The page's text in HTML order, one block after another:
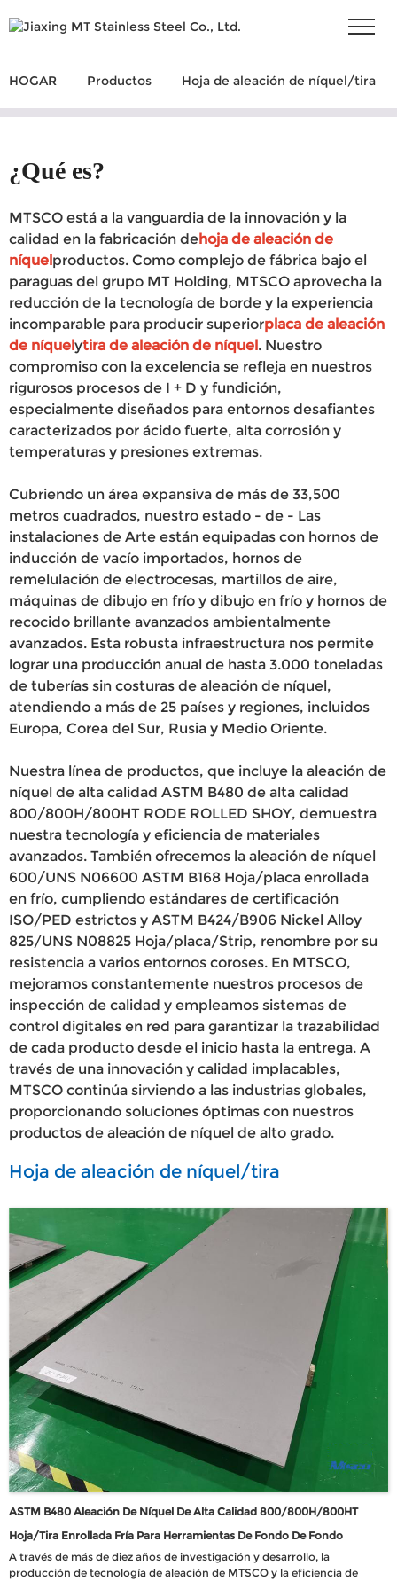
HOGAR Productos Hoja de aleación de níquel/tira
¿Qué es?
MTSCO está a la vanguardia de la innovación y la
calidad en la fabricación dehoja de aleación de
níquelproductos. Como complejo de fábrica bajo el
paraguas del grupo MT Holding, MTSCO aprovecha la
reducción de la tecnología de borde y la experiencia
incomparable para producir superiorplaca de aleación
de níquelytira de aleación de níquel. Nuestro
compromiso con la excelencia se refleja en nuestros
rigurosos procesos de I + D y fundición,
especialmente diseñados para entornos desafiantes
caracterizados por ácido fuerte, alta corrosión y
temperaturas y presiones extremas.
Cubriendo un área expansiva de más de 33,500
metros cuadrados, nuestro estado - de - Las
instalaciones de Arte están equipadas con hornos de
inducción de vacío importados, hornos de
remelulación de electrocesas, martillos de aire,
máquinas de dibujo en frío y dibujo en frío y hornos de
recocido brillante avanzados ambientalmente
avanzados. Esta robusta infraestructura nos permite
lograr una producción anual de hasta 3.000 toneladas
de tuberías sin costuras de aleación de níquel,
atendiendo a más de 25 países y regiones, incluidos
Europa, Corea del Sur, Rusia y Medio Oriente.
Nuestra línea de productos, que incluye la aleación de
níquel de alta calidad ASTM B480 de alta calidad
800/800H/800HT RODE ROLLED SHOY, demuestra
nuestra tecnología y eficiencia de materiales
avanzados. También ofrecemos la aleación de níquel
600/UNS N06600 ASTM B168 Hoja/placa enrollada
en frío, cumpliendo estándares de certificación
ISO/PED estrictos y ASTM B424/B906 Nickel Alloy
825/UNS N08825 Hoja/placa/Strip, renombre por su
resistencia a varios entornos coroses. En MTSCO,
mejoramos constantemente nuestros procesos de
inspección de calidad y empleamos sistemas de
control digitales en red para garantizar la trazabilidad
de cada producto desde el inicio hasta la entrega. A
través de una innovación y calidad implacables,
MTSCO continúa sirviendo a las industrias globales,
proporcionando soluciones óptimas con nuestros
productos de aleación de níquel de alto grado.
Hoja de aleación de níquel/tira
ASTM B480 Aleación De Níquel De Alta Calidad 800/800H/800HT
Hoja/tira Enrollada Fría Para Herramientas De Fondo De Fondo
A través de más de diez años de investigación y desarrollo, la
producción de tecnología de aleación de MTSCO y la eficiencia de